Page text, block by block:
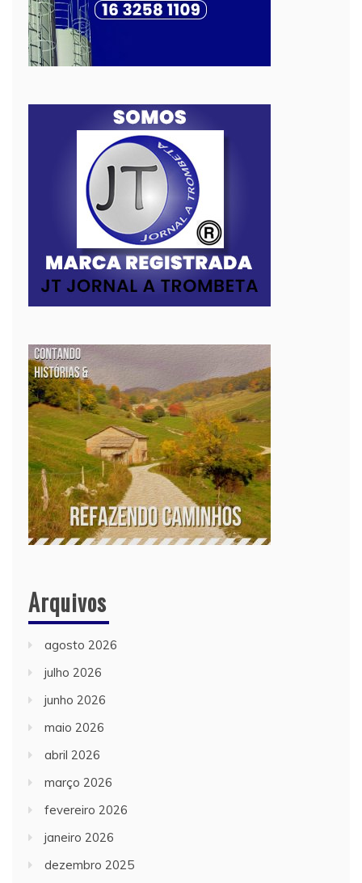
Arquivos
agosto 2026
julho 2026
junho 2026
maio 2026
abril 2026
março 2026
fevereiro 2026
janeiro 2026
dezembro 2025